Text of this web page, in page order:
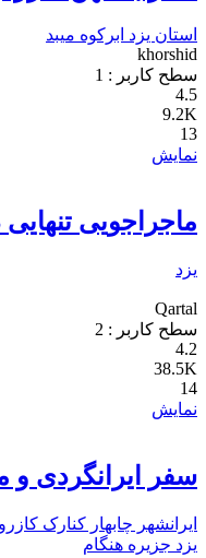
استان یزد ابرکوه میبد
khorshid
سطح کاربر : 1
4.5
9.2K
13
نمایش
ماجراجویی
یزد
Qartal
سطح کاربر : 2
4.2
38.5K
14
نمایش
سفر ایرانگردی و
ایرانشهر چابهار کنارک
یزد جزیره هنگام